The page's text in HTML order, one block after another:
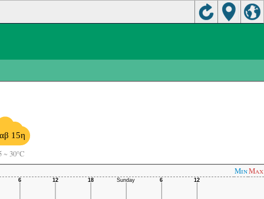
15η
~ 30°C
MinMax